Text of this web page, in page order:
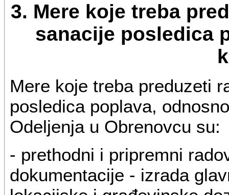
3. Mere koje treba
sanacije posledica
Mere koje treba preduzeti
posledica poplava,
Odeljenja u Obrenovcu su:
- prethodni i pripremni
dokumentacije - izrada